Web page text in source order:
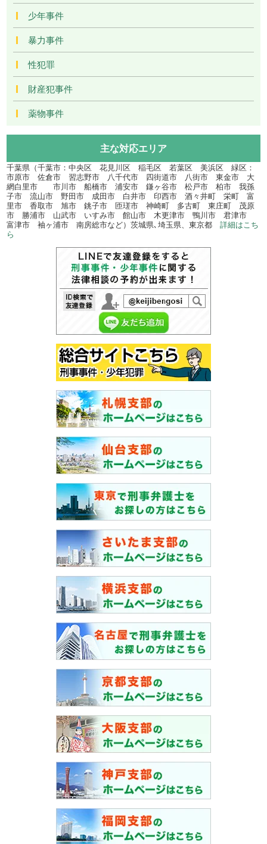
少年事件
暴力事件
性犯罪
財産犯事件
薬物事件
主な対応エリア
千葉県（千葉市：中央区 花見川区 稲毛区 若葉区 美浜区 緑区：
市原市 佐倉市 習志野市 八千代市 四街道市 八街市 東金市 大
網白里市 市川市 船橋市 浦安市 鎌ヶ谷市 松戸市 柏市 我孫
子市 流山市 野田市 成田市 白井市 印西市 酒々井町 栄町 富
里市 香取市 旭市 銚子市 匝瑳市 神崎町 多古町 東庄町 茂原
市 勝浦市 山武市 いすみ市 館山市 木更津市 鴨川市 君津市
富津市 袖ヶ浦市 南房総市など）茨城県､埼玉県、東京都詳細はこち
ら